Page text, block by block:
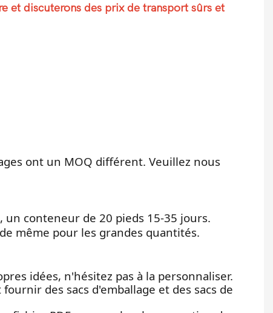
et discuterons des prix de transport sûrs et
ont un MOQ différent. Veuillez nous
un conteneur de 20 pieds 15-35 jours.
même pour les grandes quantités.
idées, n'hésitez pas à la personnaliser.
des sacs d'emballage et des sacs de